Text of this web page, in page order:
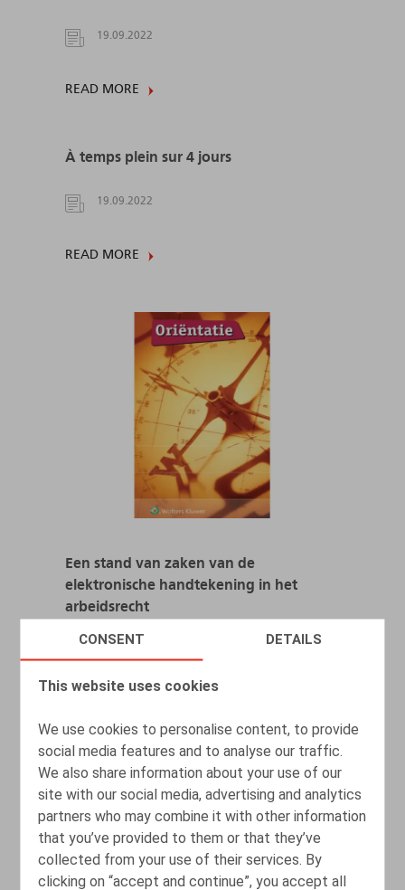
CONSENT DETAILS
This website uses cookies
We use cookies to personalise content, to provide
social media features and to analyse our traffic.
We also share information about your use of our
site with our social media, advertising and analytics
partners who may combine it with other information
that you’ve provided to them or that they’ve
collected from your use of their services. By
clicking on “accept and continue”, you accept all
19.09.2022
READ MORE
À temps plein sur 4 jours
19.09.2022
READ MORE
Een stand van zaken van de
elektronische handtekening in het
arbeidsrecht
50 jaar Arbeidswet : Een artikelgewijze
bespreking van de bepalingen inzake de
arbeidsduur
30.04.2021